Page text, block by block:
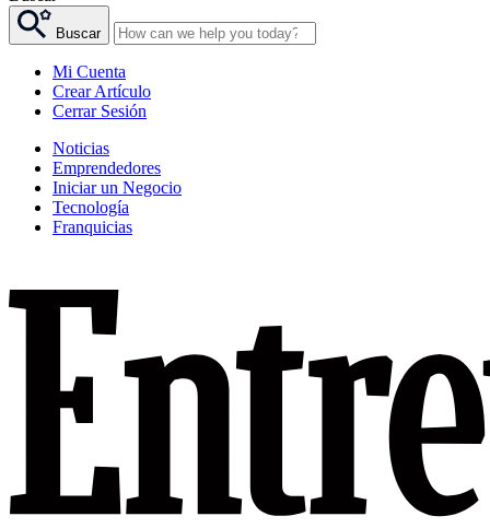
Buscar
Mi Cuenta
Crear Artículo
Cerrar Sesión
Noticias
Emprendedores
Iniciar un Negocio
Tecnología
Franquicias